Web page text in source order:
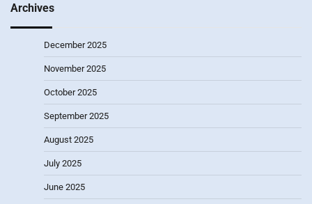
Archives
December 2025
November 2025
October 2025
September 2025
August 2025
July 2025
June 2025